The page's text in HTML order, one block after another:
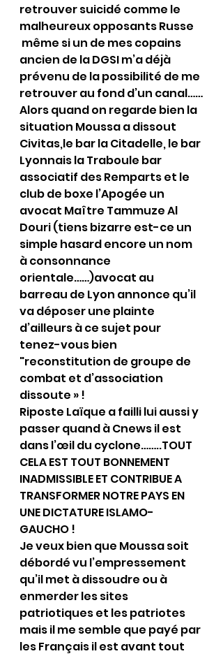
retrouver suicidé comme le
malheureux opposants Russe
même si un de mes copains
ancien de la DGSI m’a déjà
prévenu de la possibilité de me
retrouver au fond d’un canal……
Alors quand on regarde bien la
situation Moussa a dissout
Civitas,le bar la Citadelle, le bar
Lyonnais la Traboule bar
associatif des Remparts et le
club de boxe l’Apogée un
avocat Maître Tammuze Al
Douri (tiens bizarre est-ce un
simple hasard encore un nom
à consonnance
orientale……)avocat au
barreau de Lyon annonce qu’il
va déposer une plainte
d’ailleurs à ce sujet pour
tenez-vous bien
"reconstitution de groupe de
combat et d’association
dissoute » !
Riposte Laïque a failli lui aussi y
passer quand à Cnews il est
dans l’œil du cyclone……..TOUT
CELA EST TOUT BONNEMENT
INADMISSIBLE ET CONTRIBUE A
TRANSFORMER NOTRE PAYS EN
UNE DICTATURE ISLAMO-
GAUCHO !
Je veux bien que Moussa soit
débordé vu l’empressement
qu’il met à dissoudre ou à
enmerder les sites
patriotiques et les patriotes
mais il me semble que payé par
les Français il est avant tout